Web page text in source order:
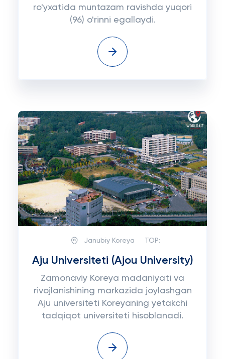
ro'yxatida muntazam ravishda yuqori
(96) o'rinni egallaydi.
Janubiy Koreya TOP:
Aju Universiteti (Ajou University)
Zamonaviy Koreya madaniyati va
rivojlanishining markazida joylashgan
Aju universiteti Koreyaning yetakchi
tadqiqot universiteti hisoblanadi.